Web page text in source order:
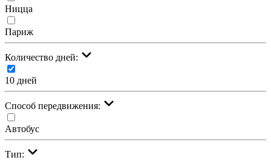
Ницца
Париж
Количество дней:
10 дней
Cпособ передвижения:
Автобус
Тип: